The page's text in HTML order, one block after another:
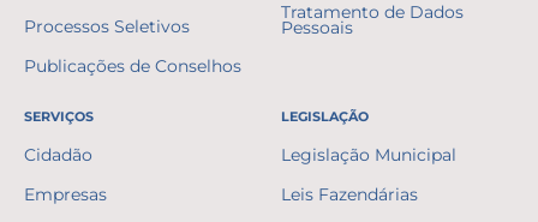
Processos Seletivos
Publicações de Conselhos
Tratamento de Dados
Pessoais
SERVIÇOS
Cidadão
Empresas
LEGISLAÇÃO
Legislação Municipal
Leis Fazendárias